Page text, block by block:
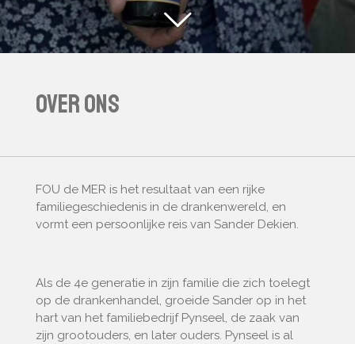
Over Ons
FOU de MER is het resultaat van een rijke
familiegeschiedenis in de drankenwereld, en
vormt een persoonlijke reis van Sander Dekien.
Als de 4e generatie in zijn familie die zich toelegt
op de drankenhandel, groeide Sander op in het
hart van het familiebedrijf Pynseel, de zaak van
zijn grootouders, en later ouders. Pynseel is al